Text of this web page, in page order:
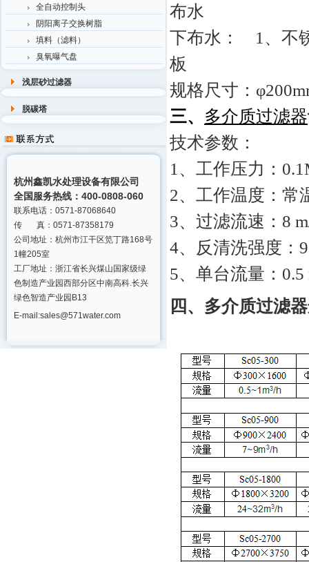
全自动控制头
阴阳离子交换树脂
填料（滤料）
臭氧曝气盘
浅层砂过滤器
脱碳塔
杭州鑫凯水处理设备有限公司
全国服务热线：400-0808-060
联系电话：0571-87068640
传 真：0571-87358179
公司地址：杭州市江干区笕丁路168号
1幢205室
工厂地址：浙江省长兴煤山国家级绿
色制造产业园西部分区中南高科.长兴
绿色智造产业园B13
E-mail:sales@571water.com
布水
下布水： 1、
板
规格尺寸：
三、 多介质过滤器
技术参数：
1、工作压力：
2、工作温度：常
3、过滤流速：8
4、反清洗强度：
5、单台流量：0.5
四、多介质过滤